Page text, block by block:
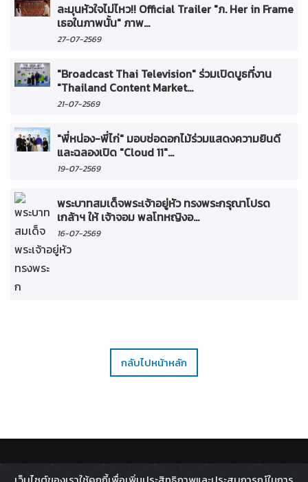
ละมุนหัวใจไม่ไหว!! Official Trailer "ภ. Her in Frame
เธอในภาพนั้น" ภาพ...
27-07-2569
"Broadcast Thai Television" ร่วมเปิดบูธที่งาน
"Thailand Content Market...
21-07-2569
"พี่หน่อง-พี่ไก่" มอบช่อดอกไม้ร่วมแสดงความยินดี
และฉลองเปิด "Cloud 11"...
19-07-2569
พระบาทสมเด็จพระเจ้าอยู่หัว ทรงพระกรุณาโปรด
เกล้าฯ ให้ เจ้าจอม พลโทหญิงอ...
16-07-2569
กลับไปหน้าหลัก